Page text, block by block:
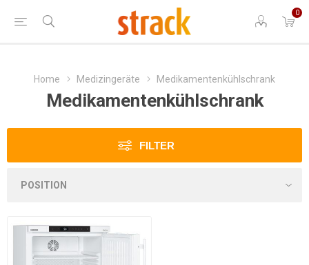
0
Home Medizingeräte Medikamentenkühlschrank
Medikamentenkühlschrank
FILTER